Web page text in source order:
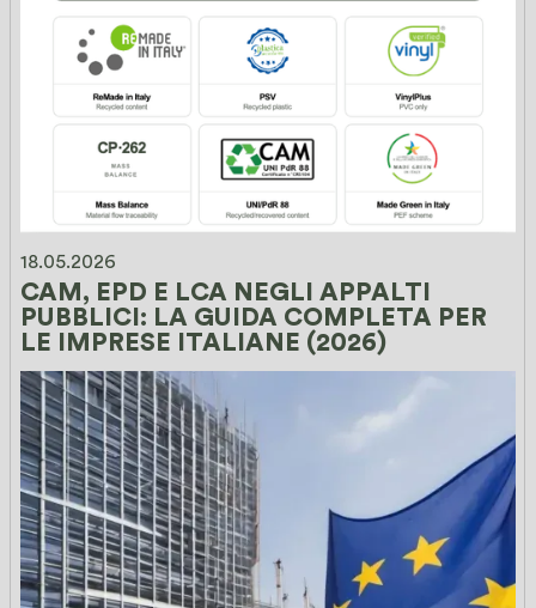
18.05.2026
CAM, EPD E LCA NEGLI APPALTI
PUBBLICI: LA GUIDA COMPLETA PER
LE IMPRESE ITALIANE (2026)